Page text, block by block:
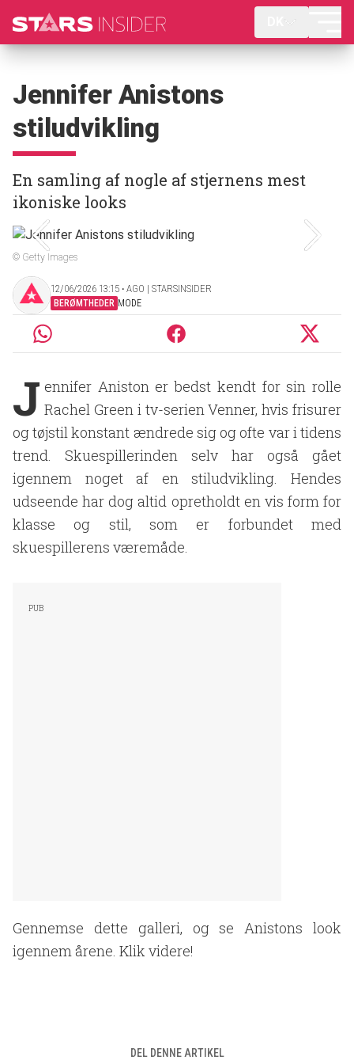
Jennifer Anistons
stiludvikling
En samling af nogle af stjernens mest
ikoniske looks
© Getty Images
12/06/2026 13:15 ‧ AGO | STARSINSIDER
BERØMTHEDER MODE
J ennifer Aniston er bedst kendt for sin rolle
Rachel Green i tv-serien Venner, hvis frisurer
og tøjstil konstant ændrede sig og ofte var i tidens
trend. Skuespillerinden selv har også gået
igennem noget af en stiludvikling. Hendes
udseende har dog altid opretholdt en vis form for
klasse og stil, som er forbundet med
skuespillerens væremåde.
Gennemse dette galleri, og se Anistons look
igennem årene. Klik videre!
DEL DENNE ARTIKEL